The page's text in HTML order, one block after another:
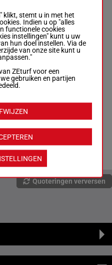
(20) 2p
2p 2p 2p
10p 9p
(21) 10p
4p 9p 6p
12p
1
4p 7p
(21) 1p
5p 6p 5p
8p
Quoteringen verversen
klikt, stemt u in met het
Indien u op "alles
functionele cookies
instellingen" kunt u uw
hun doel instellen. Via de
van onze site kunt u
ZEturf voor een
gebruiken en partijen